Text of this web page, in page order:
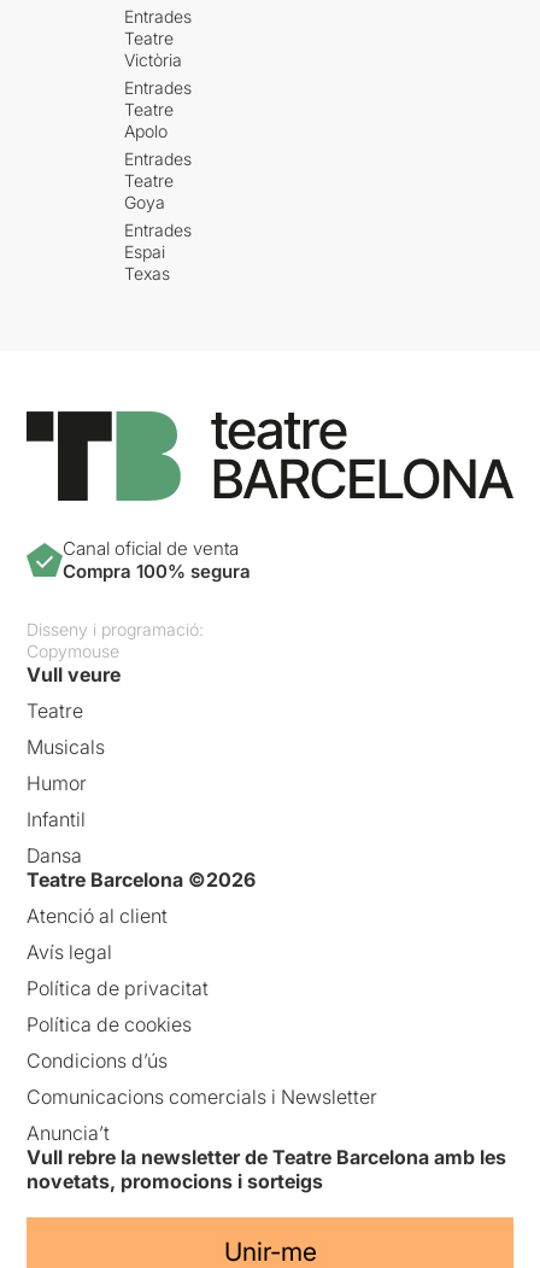
Entrades
Teatre
Victòria
Entrades
Teatre
Apolo
Entrades
Teatre
Goya
Entrades
Espai
Texas
Canal oficial de venta
Compra 100% segura
Disseny i programació:
Copymouse
Vull veure
Teatre
Musicals
Humor
Infantil
Dansa
Teatre Barcelona ©2026
Atenció al client
Avís legal
Política de privacitat
Política de cookies
Condicions d’ús
Comunicacions comercials i Newsletter
Anuncia’t
Vull rebre la newsletter de Teatre Barcelona amb les
novetats, promocions i sorteigs
Unir-me